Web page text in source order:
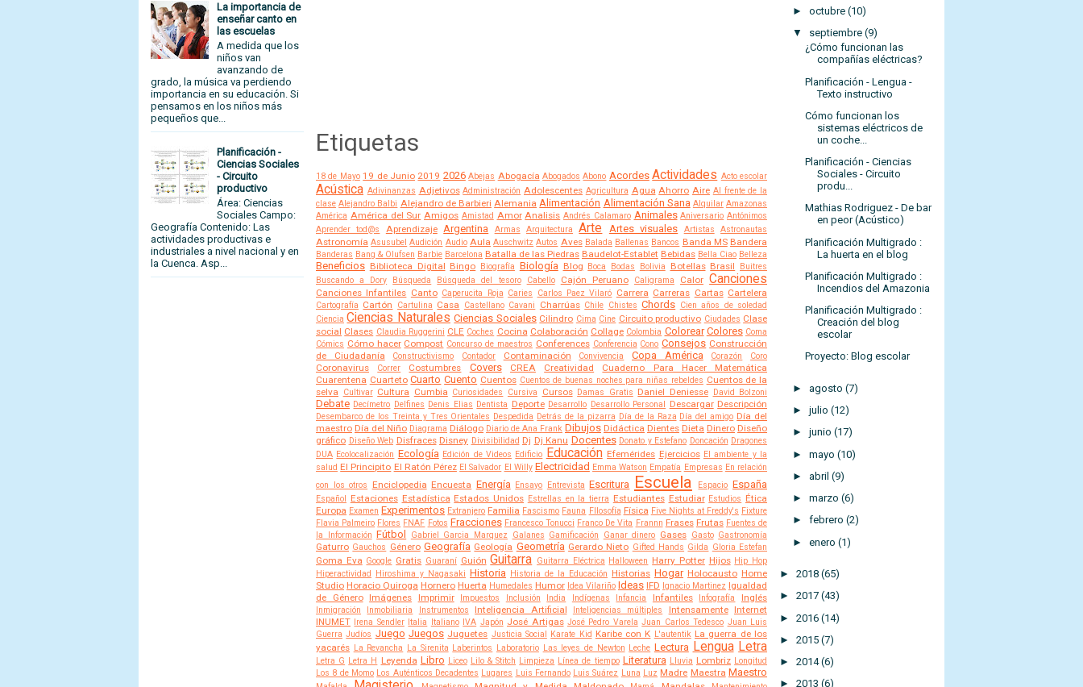
La importancia de
enseñar canto en
las escuelas
A medida que los
niños van
avanzando de
grado, la música va perdiendo
importancia en su educación. Si
pensamos en los niños más
pequeños que...
Planificación -
Ciencias Sociales
- Circuito
productivo
Área: Ciencias
Sociales Campo:
Geografía Contenido: Las
actividades productivas e
industriales a nivel nacional y en
la Cuenca. Asp...
Etiquetas
18 de Mayo 19 de Junio 2019 2026 Abejas Abogacía Abogados Abono Acordes Actividades Acto escolar
Acústica Adivinanzas Adjetivos Administración Adolescentes Agricultura Agua Ahorro Aire Al frente de la
clase Alejandro Balbi Alejandro de Barbieri Alemania Alimentación Alimentación Sana Alquilar Amazonas
América América del Sur Amigos Amistad Amor Analisis Andrés Calamaro Animales Aniversario Antónimos
Aprender tod@s
Aprendizaje Argentina Armas Arquitectura Arte Artes visuales Artistas Astronautas
Astronomía Asusubel Audición Audio Aula Auschwitz Autos Aves Balada Ballenas Bancos Banda MS Bandera
Banderas Bang & Olufsen Barbie Barcelona Batalla de las Piedras Baudelot-Establet Bebidas Bella Ciao Belleza
Beneficios Biblioteca Digital Bingo Biografía Biología Blog Boca Bodas Bolivia Botellas Brasil
Buitres
Buscando a Dory
Búsqueda Búsqueda del tesoro Cabello Cajón Peruano Caligrama Calor Canciones
Canciones Infantiles Canto Caperucita Roja Caries Carlos Paez Vilaró Carrera Carreras Cartas Cartelera
Cartografía Cartón Cartulina Casa Castellano Cavani Charrúas Chile Chistes Chords Cien años de soledad
Ciencia Ciencias Naturales Ciencias Sociales Cilindro Cima Cine Circuito productivo Ciudades Clase
social Clases Claudia Ruggerini CLE Coches Cocina Colaboración Collage Colombia Colorear Colores Coma
Cómics Cómo hacer Compost Concurso de maestros Conferences Conferencia Cono Consejos Construcción
de Ciudadanía
Constructivismo Contador Contaminación Convivencia Copa América Corazón Coro
Coronavirus Correr Costumbres Covers CREA Creatividad
Cuaderno Para Hacer Matemática
Cuarentena Cuarteto Cuarto Cuento Cuentos Cuentos de buenas noches para niñas rebeldes Cuentos de la
selva
Cultivar Cultura Cumbia Curiosidades Cursiva Cursos Damas Gratis Daniel Deniesse David Bolzoni
Debate Decímetro Delfines Denis Elias Dentista Deporte Desarrollo Desarrollo Personal Descargar Descripción
Desembarco de los Treinta y Tres Orientales Despedida Detrás de la pizarra Día de la Raza Día del amigo Día del
maestro Día del Niño Diagrama Diálogo Diario de Ana Frank Dibujos Didáctica Dientes Dieta Dinero Diseño
gráfico Diseño Web Disfraces Disney Divisibilidad Dj Dj Kanu Docentes Donato y Estefano Doncación Dragones
DUA Ecolocalización Ecología Edición de Videos Edificio Educación Efemérides Ejercicios El ambiente y la
salud El Principito El Ratón Pérez El Salvador El Willy Electricidad Emma Watson Empatía Empresas En relación
con los otros Enciclopedia Encuesta Energía Ensayo Entrevista Escritura Escuela Espacio España
Español Estaciones Estadística Estados Unidos Estrellas en la tierra Estudiantes Estudiar Estudios Ética
Europa Examen Experimentos Extranjero Familia Fascismo Fauna FIlosofía Física Five Nights at Freddy's Fixture
Flavia Palmeiro Flores FNAF Fotos Fracciones Francesco Tonucci Franco De Vita Frannn Frases Frutas Fuentes de
la Información Fútbol Gabriel Garcia Marquez Galanes Gamificación Ganar dinero Gases Gasto Gastronomía
Gaturro Gauchos Género Geografía Geología Geometría Gerardo Nieto Gifted Hands Gilda Gloria Estefan
Goma Eva Google Gratis Guaraní Guión Guitarra Guitarra Eléctrica Halloween Harry Potter Hijos Hip Hop
Hiperactividad
Hiroshima y Nagasaki Historia Historia de la Educación Historias Hogar Holocausto Home
Studio Horacio Quiroga Hornero Huerta Humedales Humor Idea Vilariño Ideas IFD Ignacio Martinez Igualdad
de Género Imágenes Imprimir Impuestos Inclusión India Indígenas Infancia Infantiles Infografía Inglés
Inmigración Inmobiliaria Instrumentos Inteligencia Artificial Inteligencias múltiples Intensamente Internet
INUMET
Irena Sendler Italia Italiano IVA Japón José Artigas José Pedro Varela Juan Carlos Tedesco Juan Luis
Guerra Judíos Juego Juegos Juguetes Justicia Social Karate Kid Karibe con K L'autentik La guerra de los
yacarés La Revancha La Sirenita Laberintos Laboratorio Las leyes de Newton Leche Lectura Lengua Letra
Letra G Letra H Leyenda Libro Liceo Lilo & Stitch Limpieza Línea de tiempo Literatura Lluvia Lombriz Longitud
Los 8 de Momo Los Auténticos Decadentes Lugares Luis Fernando Luis Suárez Luna Luz Madre Maestra Maestro
► octubre (10)
▼
septiembre (9)
¿Cómo funcionan las
compañías eléctricas?
Planificación - Lengua -
Texto instructivo
Cómo funcionan los
sistemas eléctricos de
un coche...
Planificación - Ciencias
Sociales - Circuito
produ...
Mathias Rodriguez - De bar
en peor (Acústico)
Planificación Multigrado :
La huerta en el blog
Planificación Multigrado :
Incendios del Amazonia
Planificación Multigrado :
Creación del blog
escolar
Proyecto: Blog escolar
► agosto (7)
► julio (12)
► junio (17)
► mayo (10)
► abril (9)
► marzo (6)
► febrero (2)
► enero (1)
► 2018 (65)
► 2017 (43)
► 2016 (14)
► 2015 (7)
► 2014 (6)
► 2013 (6)